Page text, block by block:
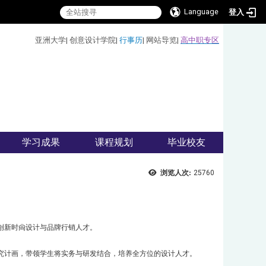
Language 登入
亚洲大学| 创意设计学院| 行事历| 网站导览| 高中职专区
学习成果 课程规划 毕业校友
浏览人次: 25760
时尙设计与品牌行销人才。
画，带领学生将实务与研发结合，培养全方位的设计人才。